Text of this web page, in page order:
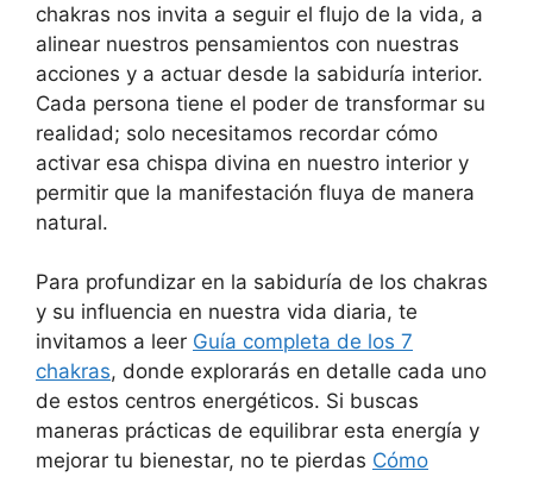
chakras nos invita a seguir el flujo de la vida, a
alinear nuestros pensamientos con nuestras
acciones y a actuar desde la sabiduría interior.
Cada persona tiene el poder de transformar su
realidad; solo necesitamos recordar cómo
activar esa chispa divina en nuestro interior y
permitir que la manifestación fluya de manera
natural.
Para profundizar en la sabiduría de los chakras
y su influencia en nuestra vida diaria, te
invitamos a leer Guía completa de los 7
chakras, donde explorarás en detalle cada uno
de estos centros energéticos. Si buscas
maneras prácticas de equilibrar esta energía y
mejorar tu bienestar, no te pierdas Cómo